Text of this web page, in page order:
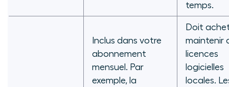
temps.
Inclus dans votre
abonnement
mensuel. Par
exemple, la
Doit
maintenir
licences
logicielles
locales.